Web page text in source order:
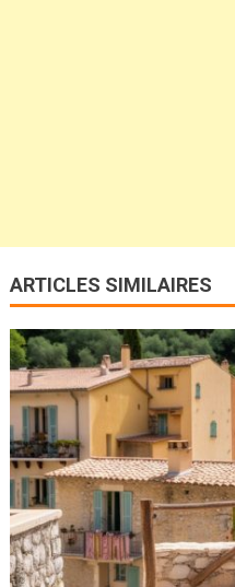
ARTICLES SIMILAIRES